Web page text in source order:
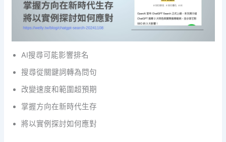
AI搜尋可能影響排名
搜尋從關鍵詞轉為問句
改變速度和範圍超預期
掌握方向在新時代生存
將以實例探討如何應對